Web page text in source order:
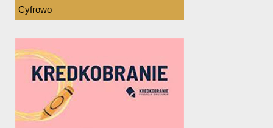
Cyfrowo